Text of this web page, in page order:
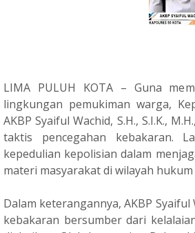
LIMA PULUH KOTA – Guna
lingkungan pemukiman warga,
AKBP Syaiful Wachid, S.H., S.I.K.,
taktis pencegahan kebakaran.
kepedulian kepolisian dalam
materi masyarakat di wilayah
Dalam keterangannya, AKBP
kebakaran bersumber dari